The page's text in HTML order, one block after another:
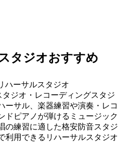
タジオおすすめ
ハーサルスタジオ
ジオ・レコーディングスタジ
ーサル、楽器練習や演奏・レコ
ドピアノが弾けるミュージック
の練習に適した格安防音スタジ
利用できるリハーサルスタジオ